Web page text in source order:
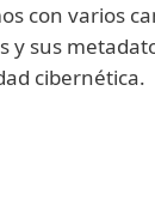
con varios
sus
cibernética.